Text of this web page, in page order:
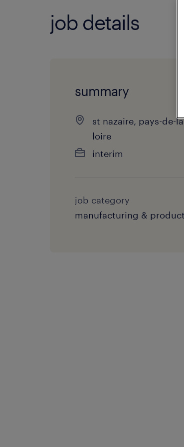
job details
summary
st nazaire, pays-de-
loire
interim
job category
manufacturing &